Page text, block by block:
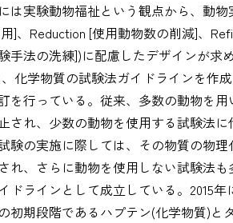
は実験動物福祉という観点から、動物
]、Reduction [使用動物数の削減]、
手法の洗練])に配慮したデザインが求
化学物質の試験法ガイドラインを作
を行っている。従来、多数の動物を用
され、少数の動物を使用する試験法
験の実施に際しては、その物質の物
れ、さらに動物を使用しない試験法
ドラインとして成立している。2015
初期段階であるハプテン(化学物質)と